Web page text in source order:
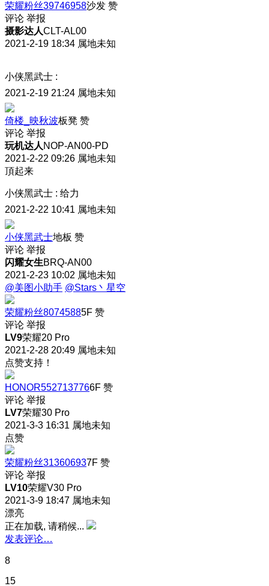
荣耀粉丝39746958沙发 赞
评论 举报
摄影达人CLT-AL00
2021-2-19 18:34 属地未知
小侠黑武士 :
2021-2-19 21:24 属地未知
倚楼_映秋波板凳 赞
评论 举报
玩机达人 NOP-AN00-PD
2021-2-22 09:26 属地未知
頂起来
小侠黑武士 : 给力
2021-2-22 10:41 属地未知
小侠黑武士地板 赞
评论 举报
闪耀女生BRQ-AN00
2021-2-23 10:02 属地未知
@美图小助手 @Stars丶星空
荣耀粉丝80745885F 赞
评论 举报
LV9荣耀20 Pro
2021-2-28 20:49 属地未知
点赞支持！
HONOR5527137766F 赞
评论 举报
LV7荣耀30 Pro
2021-3-3 16:31 属地未知
点赞
荣耀粉丝313606937F 赞
评论 举报
LV10荣耀V30 Pro
2021-3-9 18:47 属地未知
漂亮
正在加载, 请稍候...
发表评论…
8
15